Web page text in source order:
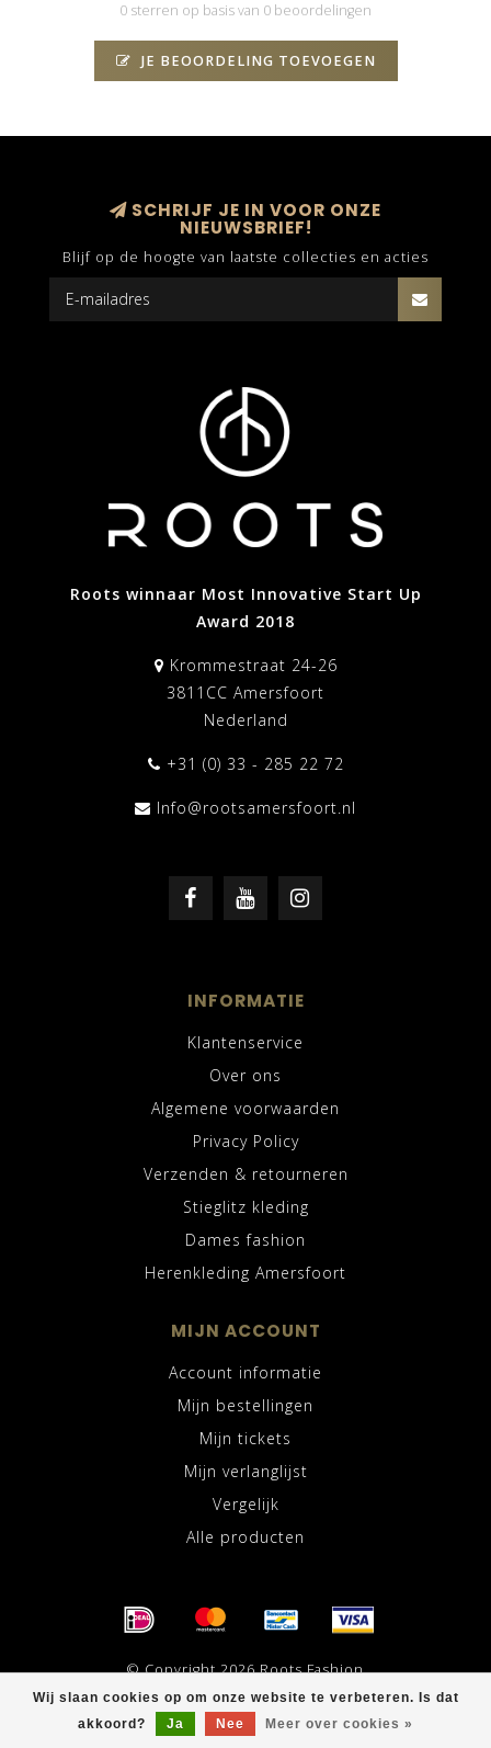
0 sterren op basis van 0 beoordelingen
JE BEOORDELING TOEVOEGEN
Wij slaan cookies op om onze website te verbeteren. Is dat
akkoord?
Ja Nee Meer over cookies »
SCHRIJF JE IN VOOR ONZE
NIEUWSBRIEF!
Blijf op de hoogte van laatste collecties en acties
Roots winnaar Most Innovative Start Up
Award 2018
Krommestraat 24-26
3811CC Amersfoort
Nederland
+31 (0) 33 - 285 22 72
Info@rootsamersfoort.nl
INFORMATIE
Klantenservice
Over ons
Algemene voorwaarden
Privacy Policy
Verzenden & retourneren
Stieglitz kleding
Dames fashion
Herenkleding Amersfoort
MIJN ACCOUNT
Account informatie
Mijn bestellingen
Mijn tickets
Mijn verlanglijst
Vergelijk
Alle producten
© Copyright 2026 Roots Fashion